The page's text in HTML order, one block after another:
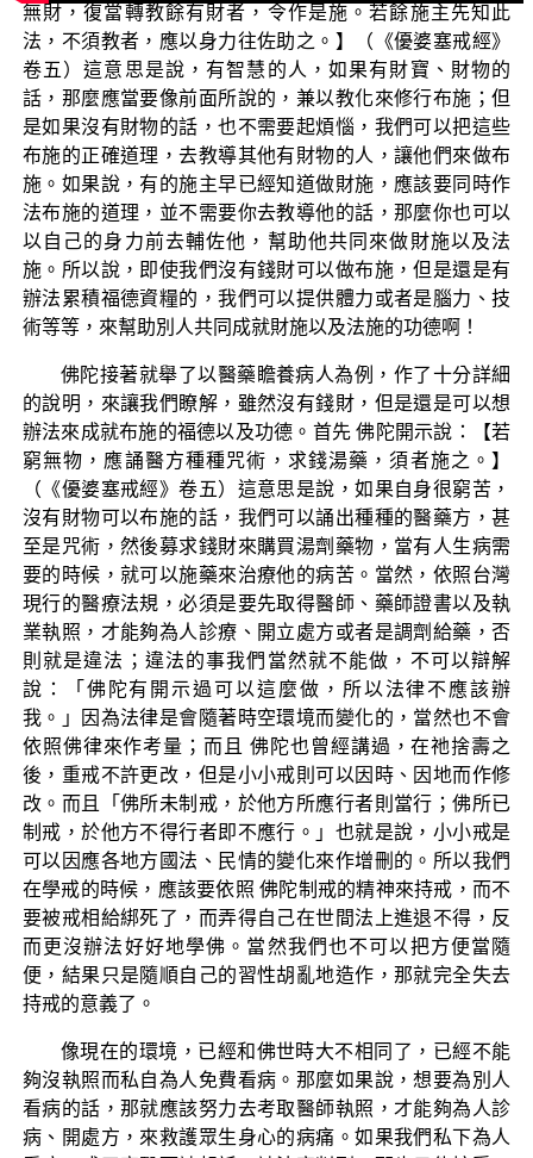
無財，復當轉教餘有財者，令作是施。若餘施主先知此
法，不須教者，應以身力往佐助之。】（《優婆塞戒經》
卷五）這意思是說，有智慧的人，如果有財寶、財物的
話，那麼應當要像前面所說的，兼以教化來修行布施；但
是如果沒有財物的話，也不需要起煩惱，我們可以把這些
布施的正確道理，去教導其他有財物的人，讓他們來做布
施。如果說，有的施主早已經知道做財施，應該要同時作
法布施的道理，並不需要你去教導他的話，那麼你也可以
以自己的身力前去輔佐他，幫助他共同來做財施以及法
施。所以說，即使我們沒有錢財可以做布施，但是還是有
辦法累積福德資糧的，我們可以提供體力或者是腦力、技
術等等，來幫助別人共同成就財施以及法施的功德啊！
佛陀接著就舉了以醫藥瞻養病人為例，作了十分詳細
的說明，來讓我們瞭解，雖然沒有錢財，但是還是可以想
辦法來成就布施的福德以及功德。首先 佛陀開示說：【若
窮無物，應誦醫方種種咒術，求錢湯藥，須者施之。】
（《優婆塞戒經》卷五）這意思是說，如果自身很窮苦，
沒有財物可以布施的話，我們可以誦出種種的醫藥方，甚
至是咒術，然後募求錢財來購買湯劑藥物，當有人生病需
要的時候，就可以施藥來治療他的病苦。當然，依照台灣
現行的醫療法規，必須是要先取得醫師、藥師證書以及執
業執照，才能夠為人診療、開立處方或者是調劑給藥，否
則就是違法；違法的事我們當然就不能做，不可以辯解
說：「佛陀有開示過可以這麼做，所以法律不應該辦
我。」因為法律是會隨著時空環境而變化的，當然也不會
依照佛律來作考量；而且 佛陀也曾經講過，在祂捨壽之
後，重戒不許更改，但是小小戒則可以因時、因地而作修
改。而且「佛所未制戒，於他方所應行者則當行；佛所已
制戒，於他方不得行者即不應行。」也就是說，小小戒是
可以因應各地方國法、民情的變化來作增刪的。所以我們
在學戒的時候，應該要依照 佛陀制戒的精神來持戒，而不
要被戒相給綁死了，而弄得自己在世間法上進退不得，反
而更沒辦法好好地學佛。當然我們也不可以把方便當隨
便，結果只是隨順自己的習性胡亂地造作，那就完全失去
持戒的意義了。
像現在的環境，已經和佛世時大不相同了，已經不能
夠沒執照而私自為人免費看病。那麼如果說，想要為別人
看病的話，那就應該努力去考取醫師執照，才能夠為人診
病、開處方，來救護眾生身心的病痛。如果我們私下為人